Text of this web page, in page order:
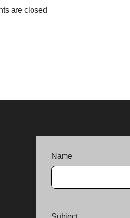
are closed
Name
Subject